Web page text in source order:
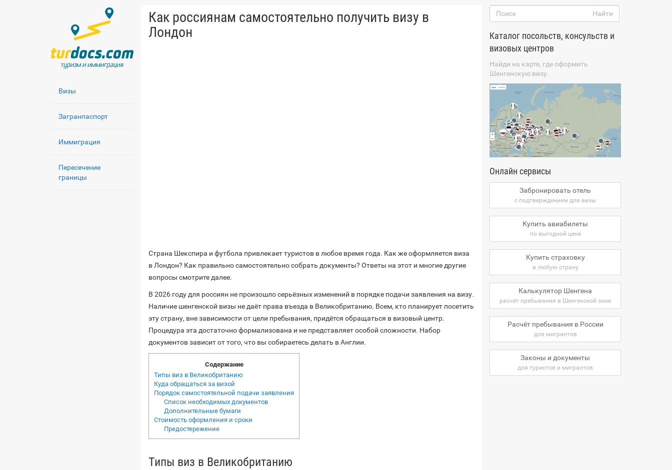
Визы
Загранпаспорт
Иммиграция
Пересечение
границы
Как россиянам самостоятельно получить визу в
Лондон
Страна Шекспира и футбола привлекает туристов в любое время года. Как же оформляется виза
в Лондон? Как правильно самостоятельно собрать документы? Ответы на этот и многие другие
вопросы смотрите далее.
В 2026 году для россиян не произошло серьёзных изменений в порядке подачи заявления на визу.
Наличие шенгенской визы не даёт права въезда в Великобританию. Всем, кто планирует посетить
эту страну, вне зависимости от цели пребывания, придётся обращаться в визовый центр.
Процедура эта достаточно формализована и не представляет особой сложности. Набор
документов зависит от того, что вы собираетесь делать в Англии.
Содержание
Типы виз в Великобританию
Куда обращаться за визой
Порядок самостоятельной подачи заявления
Список необходимых документов
Дополнительные бумаги
Стоимость оформления и сроки
Предостережение
Типы виз в Великобританию
Каталог посольств, консульств и
визовых центров
Найди на карте, где оформить
Шенгенскую визу.
Онлайн сервисы
Забронировать отель
с подтверждением для визы
Купить авиабилеты
по выгодной цене
Купить страховку
в любую страну
Калькулятор Шенгена
расчёт пребывания в Шенгенской зоне
Расчёт пребывания в России
для мигрантов
Законы и документы
для туристов и мигрантов